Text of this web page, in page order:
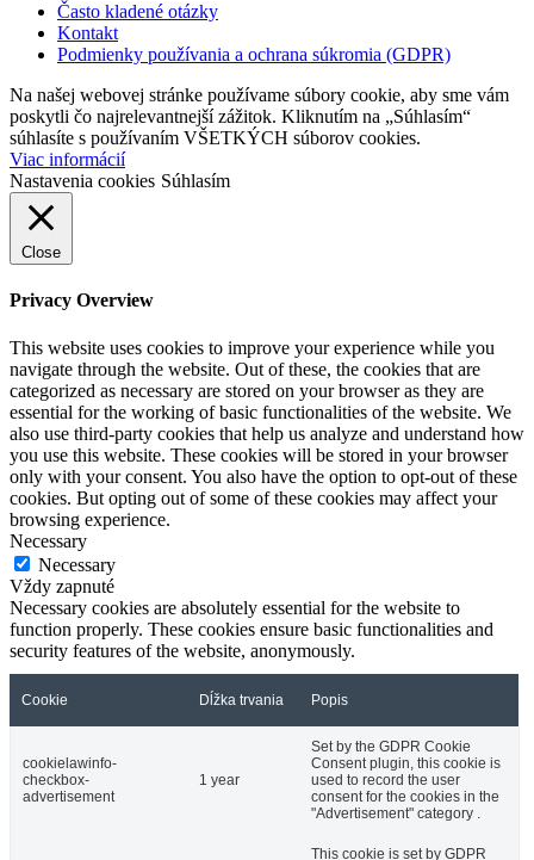
Často kladené otázky
Kontakt
Podmienky používania a ochrana súkromia (GDPR)
Na našej webovej stránke používame súbory cookie, aby sme vám
poskytli čo najrelevantnejší zážitok. Kliknutím na „Súhlasím“
súhlasíte s používaním VŠETKÝCH súborov cookies.
Viac informácií
Nastavenia cookies Súhlasím
Close
Privacy Overview
This website uses cookies to improve your experience while you
navigate through the website. Out of these, the cookies that are
categorized as necessary are stored on your browser as they are
essential for the working of basic functionalities of the website. We
also use third-party cookies that help us analyze and understand how
you use this website. These cookies will be stored in your browser
only with your consent. You also have the option to opt-out of these
cookies. But opting out of some of these cookies may affect your
browsing experience.
Necessary
Necessary
Vždy zapnuté
Necessary cookies are absolutely essential for the website to
function properly. These cookies ensure basic functionalities and
security features of the website, anonymously.
Cookie Dĺžka trvania Popis
cookielawinfo-
checkbox-
advertisement
1 year
Set by the GDPR Cookie
Consent plugin, this cookie is
used to record the user
consent for the cookies in the
"Advertisement" category .
This cookie is set by GDPR